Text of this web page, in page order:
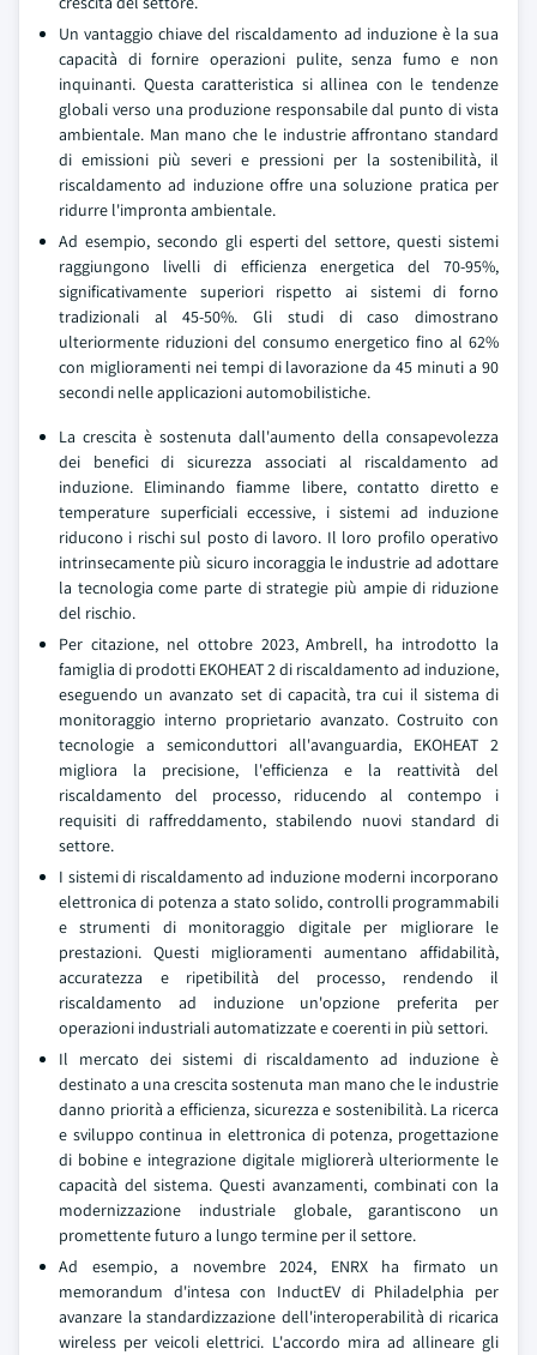
Un vantaggio chiave del riscaldamento ad induzione è la sua
capacità di fornire operazioni pulite, senza fumo e non
inquinanti. Questa caratteristica si allinea con le tendenze
globali verso una produzione responsabile dal punto di vista
ambientale. Man mano che le industrie affrontano standard
di emissioni più severi e pressioni per la sostenibilità, il
riscaldamento ad induzione offre una soluzione pratica per
ridurre l'impronta ambientale.
Ad esempio, secondo gli esperti del settore, questi sistemi
raggiungono livelli di efficienza energetica del 70-95%,
significativamente superiori rispetto ai sistemi di forno
tradizionali al 45-50%. Gli studi di caso dimostrano
ulteriormente riduzioni del consumo energetico fino al 62%
con miglioramenti nei tempi di lavorazione da 45 minuti a 90
secondi nelle applicazioni automobilistiche.
La crescita è sostenuta dall'aumento della consapevolezza
dei benefici di sicurezza associati al riscaldamento ad
induzione. Eliminando fiamme libere, contatto diretto e
temperature superficiali eccessive, i sistemi ad induzione
riducono i rischi sul posto di lavoro. Il loro profilo operativo
intrinsecamente più sicuro incoraggia le industrie ad adottare
la tecnologia come parte di strategie più ampie di riduzione
del rischio.
Per citazione, nel ottobre 2023, Ambrell, ha introdotto la
famiglia di prodotti EKOHEAT 2 di riscaldamento ad induzione,
eseguendo un avanzato set di capacità, tra cui il sistema di
monitoraggio interno proprietario avanzato. Costruito con
tecnologie a semiconduttori all'avanguardia, EKOHEAT 2
migliora la precisione, l'efficienza e la reattività del
riscaldamento del processo, riducendo al contempo i
requisiti di raffreddamento, stabilendo nuovi standard di
settore.
I sistemi di riscaldamento ad induzione moderni incorporano
elettronica di potenza a stato solido, controlli programmabili
e strumenti di monitoraggio digitale per migliorare le
prestazioni. Questi miglioramenti aumentano affidabilità,
accuratezza e ripetibilità del processo, rendendo il
riscaldamento ad induzione un'opzione preferita per
operazioni industriali automatizzate e coerenti in più settori.
Il mercato dei sistemi di riscaldamento ad induzione è
destinato a una crescita sostenuta man mano che le industrie
danno priorità a efficienza, sicurezza e sostenibilità. La ricerca
e sviluppo continua in elettronica di potenza, progettazione
di bobine e integrazione digitale migliorerà ulteriormente le
capacità del sistema. Questi avanzamenti, combinati con la
modernizzazione industriale globale, garantiscono un
promettente futuro a lungo termine per il settore.
Ad esempio, a novembre 2024, ENRX ha firmato un
memorandum d'intesa con InductEV di Philadelphia per
avanzare la standardizzazione dell'interoperabilità di ricarica
wireless per veicoli elettrici. L'accordo mira ad allineare gli